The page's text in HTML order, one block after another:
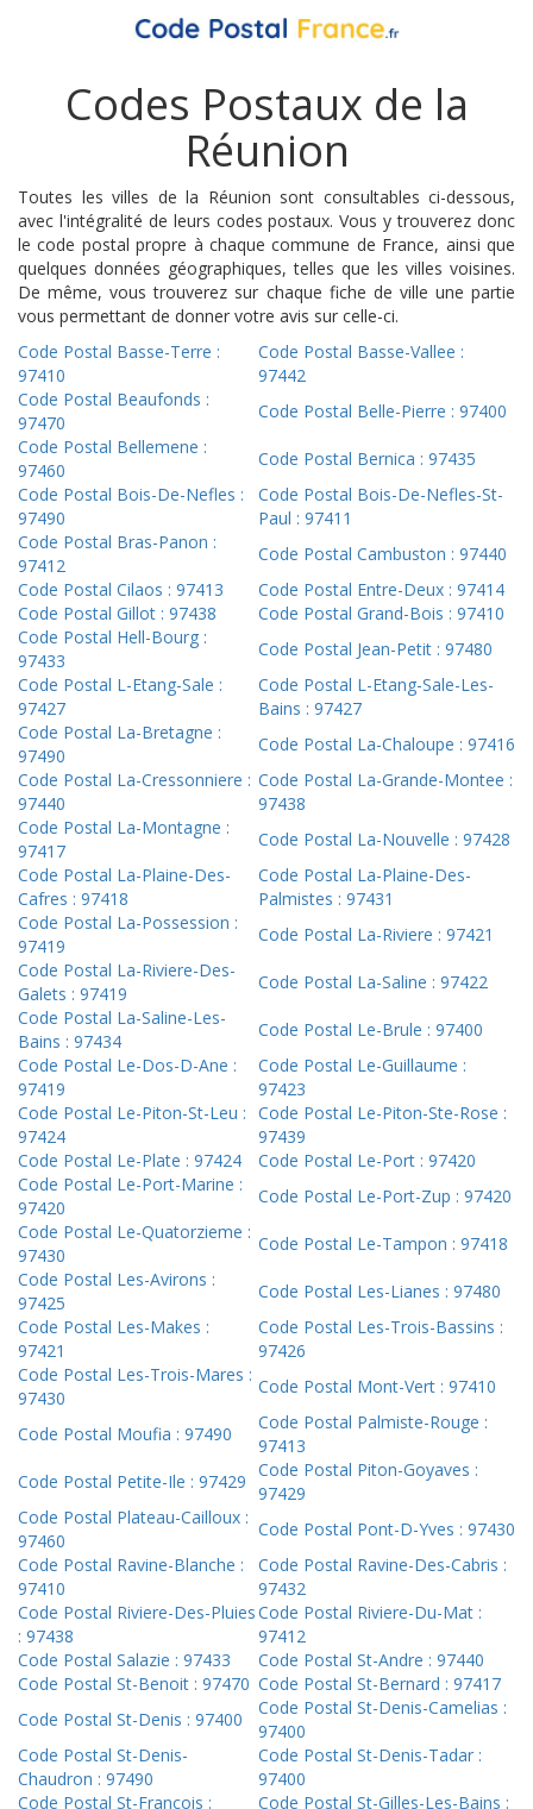
Codes Postaux de la
Réunion
Toutes les villes de la Réunion sont consultables ci-dessous,
avec l'intégralité de leurs codes postaux. Vous y trouverez donc
le code postal propre à chaque commune de France, ainsi que
quelques données géographiques, telles que les villes voisines.
De même, vous trouverez sur chaque fiche de ville une partie
vous permettant de donner votre avis sur celle-ci.
Code Postal Basse-Terre :
97410
Code Postal Basse-Vallee :
97442
Code Postal Beaufonds :
97470
Code Postal Belle-Pierre : 97400
Code Postal Bellemene :
97460
Code Postal Bernica : 97435
Code Postal Bois-De-Nefles :
97490
Code Postal Bois-De-Nefles-St-
Paul : 97411
Code Postal Bras-Panon :
97412
Code Postal Cambuston : 97440
Code Postal Cilaos : 97413
Code Postal Entre-Deux : 97414
Code Postal Gillot : 97438
Code Postal Grand-Bois : 97410
Code Postal Hell-Bourg :
97433
Code Postal Jean-Petit : 97480
Code Postal L-Etang-Sale :
97427
Code Postal L-Etang-Sale-Les-
Bains : 97427
Code Postal La-Bretagne :
97490
Code Postal La-Chaloupe : 97416
Code Postal La-Cressonniere :
97440
Code Postal La-Grande-Montee :
97438
Code Postal La-Montagne :
97417
Code Postal La-Nouvelle : 97428
Code Postal La-Plaine-Des-
Cafres : 97418
Code Postal La-Plaine-Des-
Palmistes : 97431
Code Postal La-Possession :
97419
Code Postal La-Riviere : 97421
Code Postal La-Riviere-Des-
Galets : 97419
Code Postal La-Saline : 97422
Code Postal La-Saline-Les-
Bains : 97434
Code Postal Le-Brule : 97400
Code Postal Le-Dos-D-Ane :
97419
Code Postal Le-Guillaume :
97423
Code Postal Le-Piton-St-Leu :
97424
Code Postal Le-Piton-Ste-Rose :
97439
Code Postal Le-Plate : 97424
Code Postal Le-Port : 97420
Code Postal Le-Port-Marine :
97420
Code Postal Le-Port-Zup : 97420
Code Postal Le-Quatorzieme :
97430
Code Postal Le-Tampon : 97418
Code Postal Les-Avirons :
97425
Code Postal Les-Lianes : 97480
Code Postal Les-Makes :
97421
Code Postal Les-Trois-Bassins :
97426
Code Postal Les-Trois-Mares :
97430
Code Postal Mont-Vert : 97410
Code Postal Moufia : 97490
Code Postal Palmiste-Rouge :
97413
Code Postal Petite-Ile : 97429
Code Postal Piton-Goyaves :
97429
Code Postal Plateau-Cailloux :
97460
Code Postal Pont-D-Yves : 97430
Code Postal Ravine-Blanche :
97410
Code Postal Ravine-Des-Cabris :
97432
Code Postal Riviere-Des-Pluies
: 97438
Code Postal Riviere-Du-Mat :
97412
Code Postal Salazie : 97433
Code Postal St-Andre : 97440
Code Postal St-Benoit : 97470 Code Postal St-Bernard : 97417
Code Postal St-Denis : 97400
Code Postal St-Denis-Camelias :
97400
Code Postal St-Denis-
Chaudron : 97490
Code Postal St-Denis-Tadar :
97400
Code Postal St-Francois :
Code Postal St-Gilles-Les-Bains :